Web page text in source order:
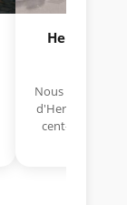
Hermano
Nous avons
d'Hermano Da
cent-unième